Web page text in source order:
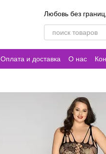
Любовь без
Оплата и доставка О нас
Контакты